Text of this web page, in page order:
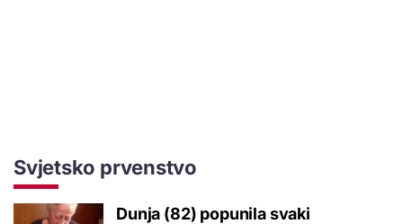
Svjetsko prvenstvo
Dunja (82) popunila svaki